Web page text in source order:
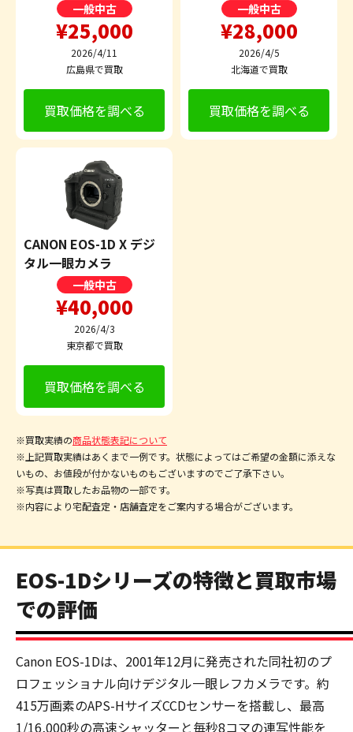
一般中古
¥25,000
2026/4/11
広島県で買取
買取価格を調べる
一般中古
¥28,000
2026/4/5
北海道で買取
買取価格を調べる
CANON EOS-1D X デジ
タル一眼カメラ
一般中古
¥40,000
2026/4/3
東京都で買取
買取価格を調べる
※買取実績の商品状態表記について
※上記買取実績はあくまで一例です。状態によってはご希望の金額に添えな
いもの、お値段が付かないものもございますのでご了承下さい。
※写真は買取したお品物の一部です。
※内容により宅配査定・店舗査定をご案内する場合がございます。
EOS-1Dシリーズの特徴と買取市場
での評価
Canon EOS-1Dは、2001年12月に発売された同社初のプ
ロフェッショナル向けデジタル一眼レフカメラです。約
415万画素のAPS-HサイズCCDセンサーを搭載し、最高
1/16,000秒の高速シャッターと毎秒8コマの連写性能を